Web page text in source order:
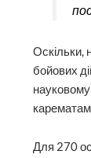
Оскільки,
бойових
Для 270